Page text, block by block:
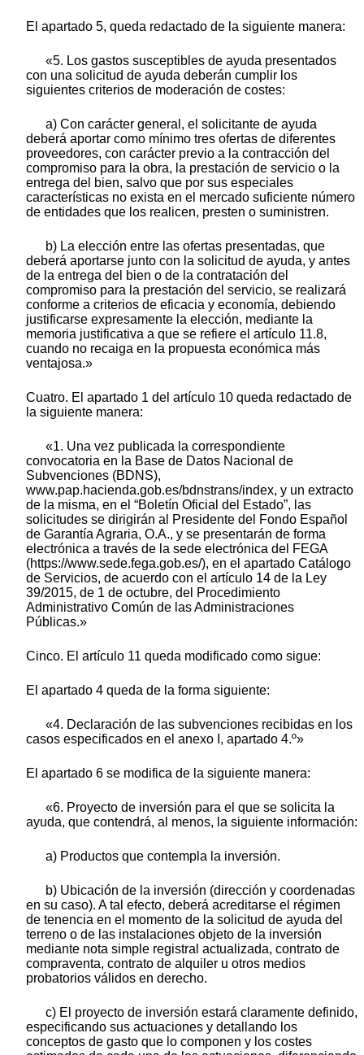
El apartado 5, queda redactado de la siguiente manera:
«5. Los gastos susceptibles de ayuda presentados
con una solicitud de ayuda deberán cumplir los
siguientes criterios de moderación de costes:
a) Con carácter general, el solicitante de ayuda
deberá aportar como mínimo tres ofertas de diferentes
proveedores, con carácter previo a la contracción del
compromiso para la obra, la prestación de servicio o la
entrega del bien, salvo que por sus especiales
características no exista en el mercado suficiente número
de entidades que los realicen, presten o suministren.
b) La elección entre las ofertas presentadas, que
deberá aportarse junto con la solicitud de ayuda, y antes
de la entrega del bien o de la contratación del
compromiso para la prestación del servicio, se realizará
conforme a criterios de eficacia y economía, debiendo
justificarse expresamente la elección, mediante la
memoria justificativa a que se refiere el artículo 11.8,
cuando no recaiga en la propuesta económica más
ventajosa.»
Cuatro. El apartado 1 del artículo 10 queda redactado de
la siguiente manera:
«1. Una vez publicada la correspondiente
convocatoria en la Base de Datos Nacional de
Subvenciones (BDNS),
www.pap.hacienda.gob.es/bdnstrans/index, y un extracto
de la misma, en el “Boletín Oficial del Estado”, las
solicitudes se dirigirán al Presidente del Fondo Español
de Garantía Agraria, O.A., y se presentarán de forma
electrónica a través de la sede electrónica del FEGA
(https://www.sede.fega.gob.es/), en el apartado Catálogo
de Servicios, de acuerdo con el artículo 14 de la Ley
39/2015, de 1 de octubre, del Procedimiento
Administrativo Común de las Administraciones
Públicas.»
Cinco. El artículo 11 queda modificado como sigue:
El apartado 4 queda de la forma siguiente:
«4. Declaración de las subvenciones recibidas en los
casos especificados en el anexo I, apartado 4.º»
El apartado 6 se modifica de la siguiente manera:
«6. Proyecto de inversión para el que se solicita la
ayuda, que contendrá, al menos, la siguiente información:
a) Productos que contempla la inversión.
b) Ubicación de la inversión (dirección y coordenadas
en su caso). A tal efecto, deberá acreditarse el régimen
de tenencia en el momento de la solicitud de ayuda del
terreno o de las instalaciones objeto de la inversión
mediante nota simple registral actualizada, contrato de
compraventa, contrato de alquiler u otros medios
probatorios válidos en derecho.
c) El proyecto de inversión estará claramente definido,
especificando sus actuaciones y detallando los
conceptos de gasto que lo componen y los costes